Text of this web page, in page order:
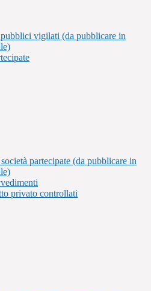
vigilati (da pubblicare in
partecipate (da pubblicare in
privato controllati